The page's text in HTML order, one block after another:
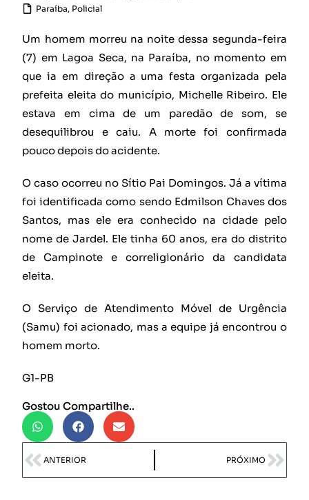
Paraíba, Policial
Um homem morreu na noite dessa segunda-feira
(7) em Lagoa Seca, na Paraíba, no momento em
que ia em direção a uma festa organizada pela
prefeita eleita do município, Michelle Ribeiro. Ele
estava em cima de um paredão de som, se
desequilibrou e caiu. A morte foi confirmada
pouco depois do acidente.
O caso ocorreu no Sítio Pai Domingos. Já a vítima
foi identificada como sendo Edmilson Chaves dos
Santos, mas ele era conhecido na cidade pelo
nome de Jardel. Ele tinha 60 anos, era do distrito
de Campinote e correligionário da candidata
eleita.
O Serviço de Atendimento Móvel de Urgência
(Samu) foi acionado, mas a equipe já encontrou o
homem morto.
G1-PB
Gostou Compartilhe..
ANTERIOR PRÓXIMO